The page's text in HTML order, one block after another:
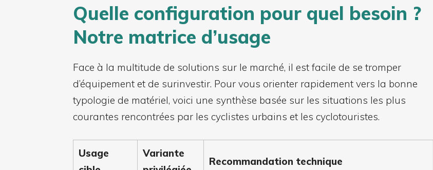
Quelle configuration pour quel besoin ?
Notre matrice d’usage
Face à la multitude de solutions sur le marché, il est facile de se tromper
d’équipement et de surinvestir. Pour vous orienter rapidement vers la bonne
typologie de matériel, voici une synthèse basée sur les situations les plus
courantes rencontrées par les cyclistes urbains et les cyclotouristes.
Usage
Variante
Recommandation technique